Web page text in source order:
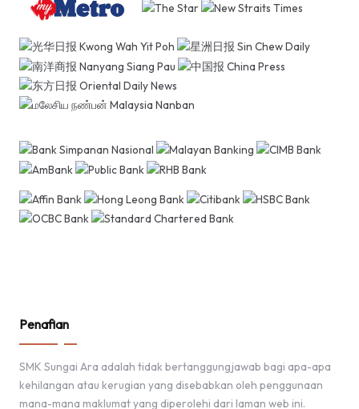
Penafian
SMK Sungai Ara adalah tidak bertanggungjawab bagi apa-apa
kehilangan atau kerugian yang disebabkan oleh penggunaan
mana-mana maklumat yang diperolehi dari laman web ini.